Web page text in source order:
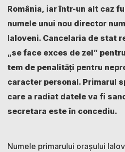
România, iar într-un alt caz
numele unui nou director
Ialoveni. Cancelaria de stat
„se face exces de zel”
tem de penalități pentru
caracter personal. Primarul
care a radiat datele va fi
secretara este în concediu.
Numele primarului orașului